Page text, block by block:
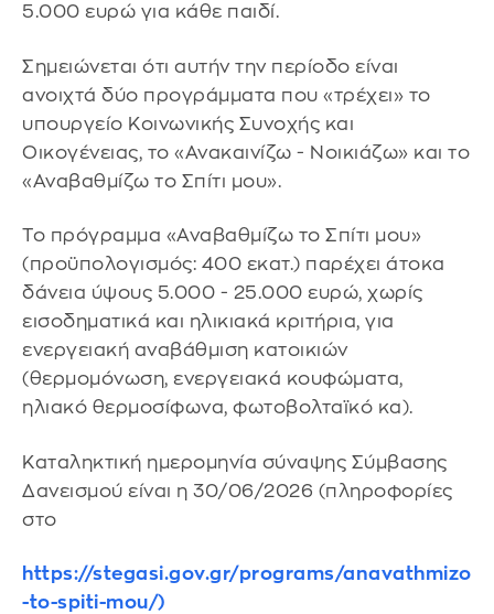
5.000 ευρώ για κάθε παιδί.
Σημειώνεται ότι αυτήν την περίοδο είναι
ανοιχτά δύο προγράμματα που «τρέχει» το
υπουργείο Κοινωνικής Συνοχής και
Οικογένειας, το «Ανακαινίζω - Νοικιάζω» και το
«Αναβαθμίζω το Σπίτι μου».
Το πρόγραμμα «Αναβαθμίζω το Σπίτι μου»
(προϋπολογισμός: 400 εκατ.) παρέχει άτοκα
δάνεια ύψους 5.000 - 25.000 ευρώ, χωρίς
εισοδηματικά και ηλικιακά κριτήρια, για
ενεργειακή αναβάθμιση κατοικιών
(θερμομόνωση, ενεργειακά κουφώματα,
ηλιακό θερμοσίφωνα, φωτοβολταϊκό κα).
Καταληκτική ημερομηνία σύναψης Σύμβασης
Δανεισμού είναι η 30/06/2026 (πληροφορίες
στο
https://stegasi.gov.gr/programs/anavathmizo
-to-spiti-mou/)